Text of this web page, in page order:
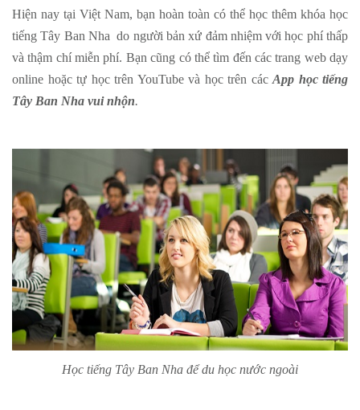
Hiện nay tại Việt Nam, bạn hoàn toàn có thể học thêm khóa học
tiếng Tây Ban Nha do người bản xứ đảm nhiệm với học phí thấp
và thậm chí miễn phí. Bạn cũng có thể tìm đến các trang web dạy
online hoặc tự học trên YouTube và học trên các App học tiếng
Tây Ban Nha vui nhộn.
Học tiếng Tây Ban Nha để du học nước ngoài